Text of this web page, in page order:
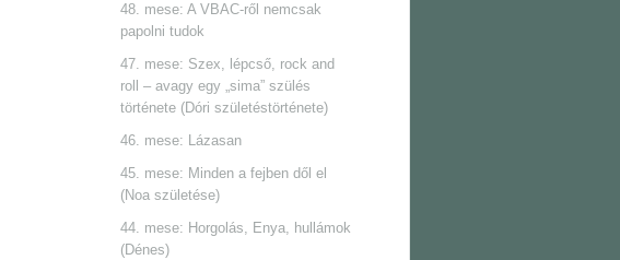
48. mese: A VBAC-ről nemcsak
papolni tudok
47. mese: Szex, lépcső, rock and
roll ‒ avagy egy „sima” szülés
története (Dóri születéstörténete)
46. mese: Lázasan
45. mese: Minden a fejben dől el
(Noa születése)
44. mese: Horgolás, Enya, hullámok
(Dénes)